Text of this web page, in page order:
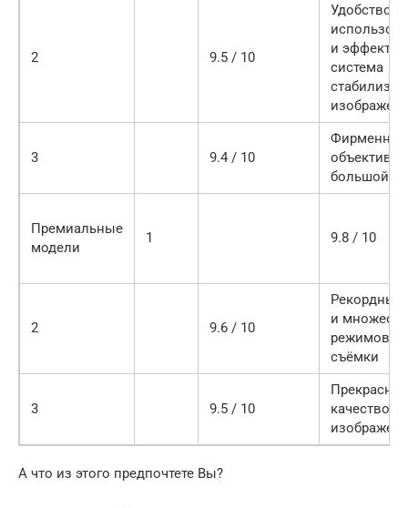
2 9.5 / 10
Удобство
и
система
3 9.4 / 10
объектив и
большой
Премиальные
модели
1 9.8 / 10
2 9.6 / 10
Рекордный
и
режимов
съёмки
3 9.5 / 10
Прекрасное
качество
А что из этого предпочтете Вы?